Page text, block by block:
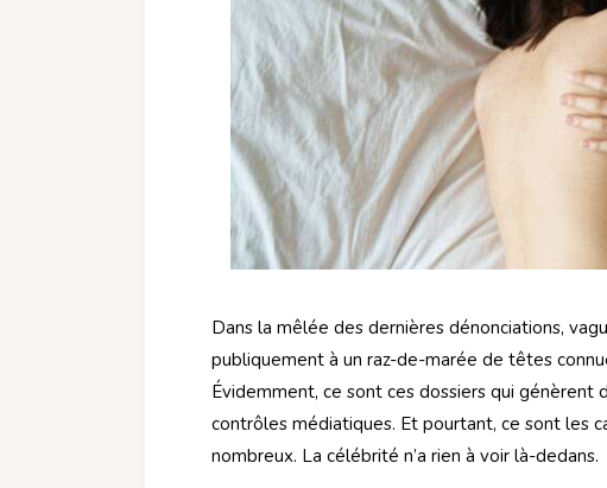
Dans la mêlée des dernières dénonciations,
publiquement à un raz-de-marée de têtes
Évidemment, ce sont ces dossiers qui génèrent
contrôles médiatiques. Et pourtant, ce sont les
nombreux. La célébrité n’a rien à voir là-dedans.